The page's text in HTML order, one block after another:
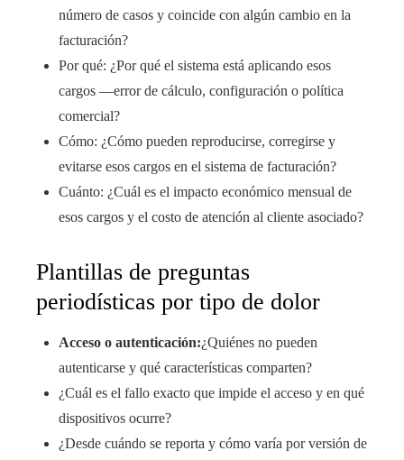
número de casos y coincide con algún cambio en la
facturación?
Por qué: ¿Por qué el sistema está aplicando esos
cargos —error de cálculo, configuración o política
comercial?
Cómo: ¿Cómo pueden reproducirse, corregirse y
evitarse esos cargos en el sistema de facturación?
Cuánto: ¿Cuál es el impacto económico mensual de
esos cargos y el costo de atención al cliente asociado?
Plantillas de preguntas
periodísticas por tipo de dolor
Acceso o autenticación:¿Quiénes no pueden
autenticarse y qué características comparten?
¿Cuál es el fallo exacto que impide el acceso y en qué
dispositivos ocurre?
¿Desde cuándo se reporta y cómo varía por versión de